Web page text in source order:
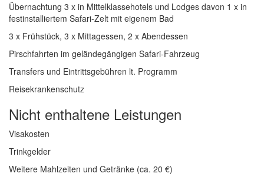
Übernachtung 3 x in Mittelklassehotels und Lodges davon 1 x in
festinstalliertem Safari-Zelt mit eigenem Bad
3 x Frühstück, 3 x Mittagessen, 2 x Abendessen
Pirschfahrten im geländegängigen Safari-Fahrzeug
Transfers und Eintrittsgebühren lt. Programm
Reisekrankenschutz
Nicht enthaltene Leistungen
Visakosten
Trinkgelder
Weitere Mahlzeiten und Getränke (ca. 20 €)